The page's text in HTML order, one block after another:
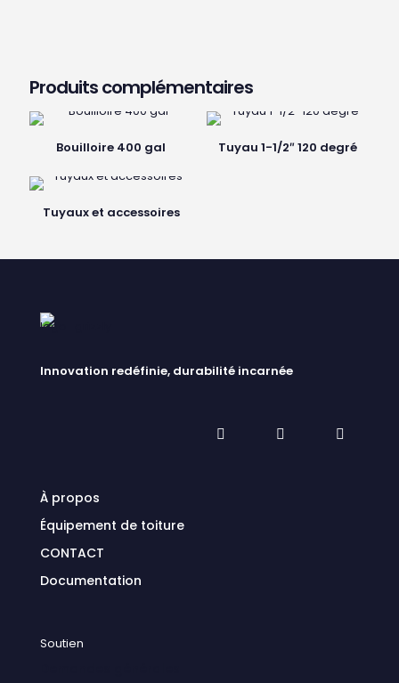
Produits complémentaires
Bouilloire 400 gal Tuyau 1-1/2″ 120 degré
Tuyaux et accessoires
Innovation redéfinie, durabilité incarnée
À propos
Équipement de toiture
CONTACT
Documentation
Soutien